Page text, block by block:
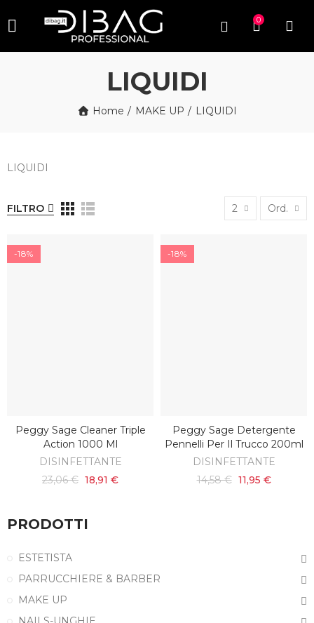
0
LIQUIDI
Home MAKE UP LIQUIDI
LIQUIDI
FILTRO 2 Ord.
-18%
AGGIUNGI AL CARRELLO
Peggy Sage Cleaner Triple
Action 1000 Ml
DISINFETTANTE
23,06 € 18,91 €
-18%
AGGIUNGI AL CARRELLO
Peggy Sage Detergente
Pennelli Per Il Trucco 200ml
DISINFETTANTE
14,58 € 11,95 €
PRODOTTI
ESTETISTA
PARRUCCHIERE & BARBER
MAKE UP